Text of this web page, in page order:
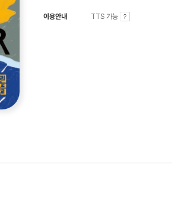
이용안내 TTS 가능